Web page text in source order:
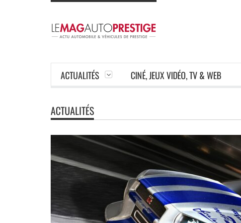
ACTUALITÉS CINÉ, JEUX VIDÉO, TV & WEB
ACTUALITÉS